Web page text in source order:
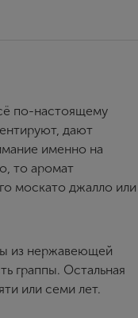
по-настоящему
дают
именно на
то аромат
москато джалло или
из нержавеющей
граппы. Остальная
или семи лет.
соглашения
и купоны со скидкой